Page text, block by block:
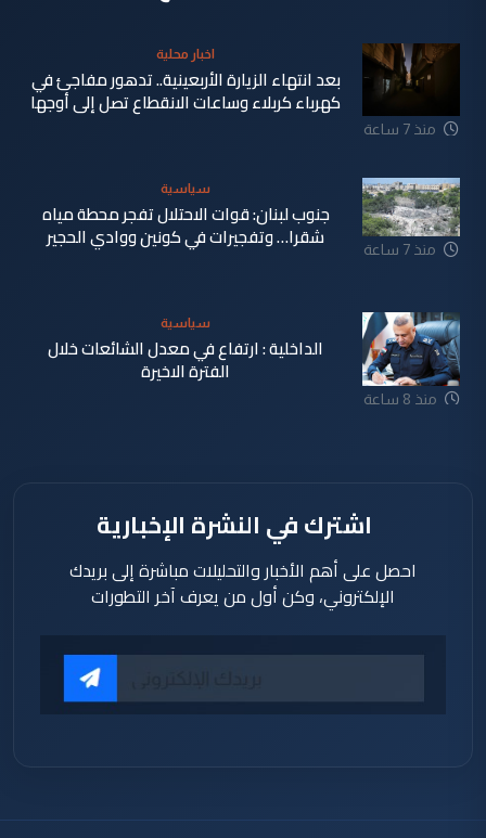
منذ 7 ساعة
اخبار محلية
بعد انتهاء الزيارة الأربعينية.. تدهور مفاجئ في
كهرباء كربلاء وساعات الانقطاع تصل إلى أوجها
منذ 7 ساعة
سياسية
جنوب لبنان: قوات الاحتلال تفجر محطة مياه
شقرا… وتفجيرات في كونين ووادي الحجير
منذ 8 ساعة
سياسية
الداخلية : ارتفاع في معدل الشائعات خلال
الفترة الاخيرة
اشترك في النشرة الإخبارية
احصل على أهم الأخبار والتحليلات مباشرة إلى بريدك
الإلكتروني، وكن أول من يعرف آخر التطورات